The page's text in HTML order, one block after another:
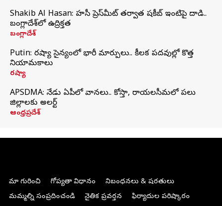
Shakib Al Hasan: హసీనా ప్రెస్‌మీట్‌ తర్వాత షకీబ్‌ ఇంటిపై దాడి..
బంగ్లాదేశ్‌లో ఉద్రిక్తత
బంగ్లాదేశ్
Putin: రష్యా సైన్యంలో భారీ మార్పులు.. కీలక పదవుల్లో కొత్త
నియామకాలు
రష్యా
APSDMA: నేడు ఏపీలో వానలు.. కోస్తా, రాయలసీమలో పలు
జిల్లాలకు అలర్ట్
ఆంధ్రప్రదేశ్
మా గురించి గోప్యతా విధానం
నిబంధనలు & షరతులు
మమ్మల్ని సంప్రదించండి
నైతిక ప్రవర్తన ఫిర్యాదుల పరిష్కారం